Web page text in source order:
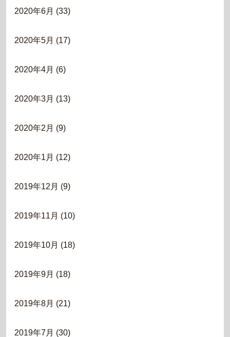
2020年6月 (33)
2020年5月 (17)
2020年4月 (6)
2020年3月 (13)
2020年2月 (9)
2020年1月 (12)
2019年12月 (9)
2019年11月 (10)
2019年10月 (18)
2019年9月 (18)
2019年8月 (21)
2019年7月 (30)